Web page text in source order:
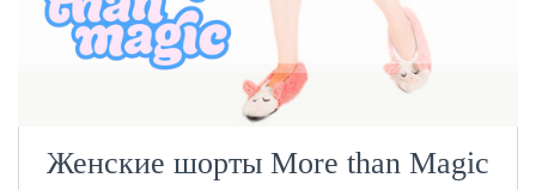
Женские шорты More than Magic